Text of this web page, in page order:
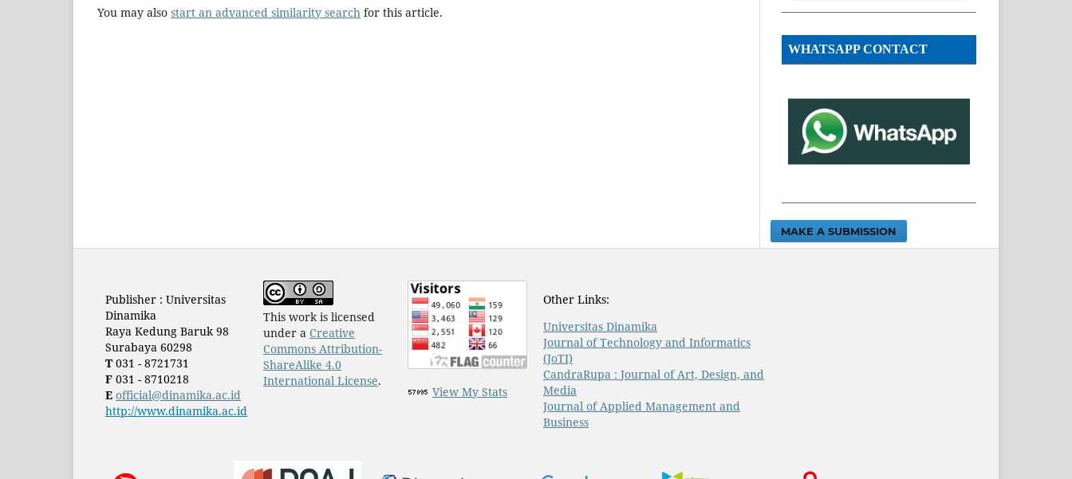
You may also start an advanced similarity search for this article.
WHATSAPP CONTACT
MAKE A SUBMISSION
Publisher : Universitas
Dinamika
Raya Kedung Baruk 98
Surabaya 60298
T 031 - 8721731
F 031 - 8710218
E official@dinamika.ac.id
http://www.dinamika.ac.id
This work is licensed
under a Creative
Commons Attribution-
ShareAlike 4.0
International License.
View My Stats
Other Links:
Universitas Dinamika
Journal of Technology and Informatics
(JoTI)
CandraRupa : Journal of Art, Design, and
Media
Journal of Applied Management and
Business